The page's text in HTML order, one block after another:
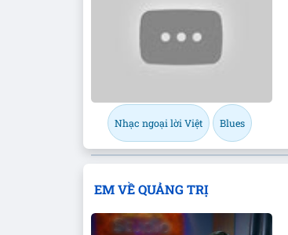
Nhạc ngoại lời Việt Blues
EM VỀ QUẢNG TRỊ